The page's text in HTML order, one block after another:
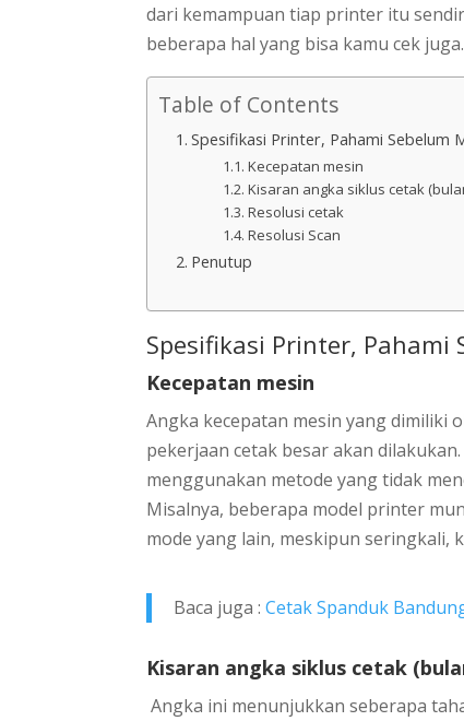
dari kemampuan tiap printer itu
beberapa hal yang bisa kamu cek juga.
Table of Contents
Spesifikasi Printer, Pahami Sebelum
Kecepatan mesin
Kisaran angka siklus cetak
Resolusi cetak
Resolusi Scan
Penutup
Spesifikasi Printer, Pahami
Kecepatan mesin
Angka kecepatan mesin yang dimiliki
pekerjaan cetak besar akan
menggunakan metode yang tidak
Misalnya, beberapa model printer
mode yang lain, meskipun seringkali,
Baca juga :Cetak Spanduk
Kisaran angka siklus cetak
Angka ini menunjukkan seberapa